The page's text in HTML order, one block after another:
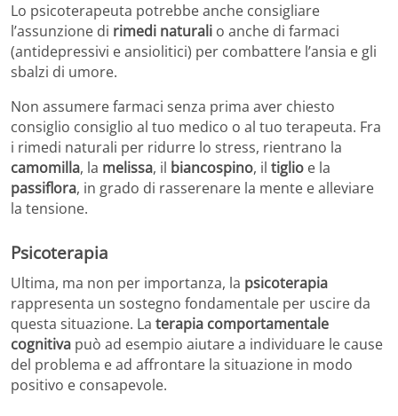
Lo psicoterapeuta potrebbe anche consigliare
l’assunzione di rimedi naturali o anche di farmaci
(antidepressivi e ansiolitici) per combattere l’ansia e gli
sbalzi di umore.
Non assumere farmaci senza prima aver chiesto
consiglio consiglio al tuo medico o al tuo terapeuta. Fra
i rimedi naturali per ridurre lo stress, rientrano la
camomilla, la melissa, il biancospino, il tiglio e la
passiflora, in grado di rasserenare la mente e alleviare
la tensione.
Psicoterapia
Ultima, ma non per importanza, la psicoterapia
rappresenta un sostegno fondamentale per uscire da
questa situazione. La terapia comportamentale
cognitiva può ad esempio aiutare a individuare le cause
del problema e ad affrontare la situazione in modo
positivo e consapevole.